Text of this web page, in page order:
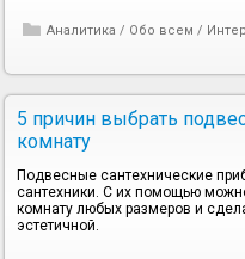
Аналитика / Обо всем /
5 причин выбрать
комнату
Подвесные сантехнические
сантехники. С их помощью
комнату любых размеров и
эстетичной.